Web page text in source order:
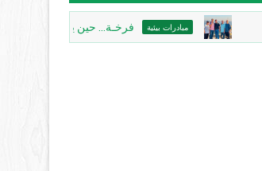
مبادرات بيئية فرخـة... حين يحتضن الحجرُ الذاكرة،